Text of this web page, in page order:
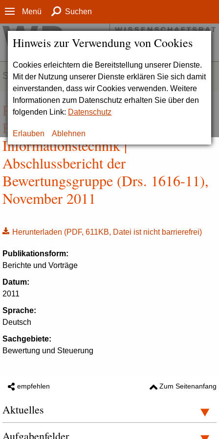
Hinweis zur Verwendung von Cookies
Cookies erleichtern die Bereitstellung unserer Dienste.
Mit der Nutzung unserer Dienste erklären Sie sich damit
einverstanden, dass wir Cookies verwenden. Weitere
Informationen zum Datenschutz erhalten Sie über den
folgenden Link: Datenschutz
Erlauben Ablehnen
Menü Suchen
SERVICE
Pilotstudie Forschungsrating
Elektrotechnik und
Informationstechnik |
Abschlussbericht der
Bewertungsgruppe (Drs. 1616-11),
November 2011
Herunterladen (PDF, 611KB, Datei ist nicht barrierefrei)
Publikationsform:
Berichte und Vorträge
Datum:
2011
Sprache:
Deutsch
Sachgebiete:
Bewertung und Steuerung
empfehlen Zum Seitenanfang
Aktuelles
Aufgabenfelder